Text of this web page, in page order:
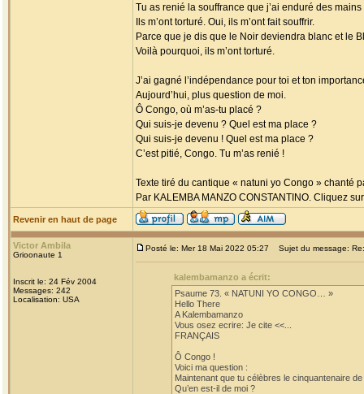
Tu as renié la souffrance que j’ai enduré des
Ils m’ont torturé. Oui, ils m’ont fait souffrir.
Parce que je dis que le Noir deviendra blanc et le
Voilà pourquoi, ils m’ont torturé.
J’ai gagné l’indépendance pour toi et ton
Aujourd’hui, plus question de moi.
Ô Congo, où m’as-tu placé ?
Qui suis-je devenu ? Quel est ma place ?
Qui suis-je devenu ! Quel est ma place ?
C’est pitié, Congo. Tu m’as renié !
Texte tiré du cantique « natuni yo Congo » chanté
Par KALEMBA MANZO CONSTANTINO. Cliquez
Revenir en haut de page
Victor Ambila
Grioonaute 1
Inscrit le: 24 Fév 2004
Messages: 242
Localisation: USA
Posté le: Mer 18 Mai 2022 05:27 Sujet du message:
kalembamanzo a écrit:
Psaume 73. « NATUNI YO CONGO… »
Hello There
A Kalembamanzo
Vous osez ecrire: Je cite <<...
FRANÇAIS
Ô Congo !
Voici ma question :
Maintenant que tu célèbres le cinquantenaire
Qu’en est-il de moi ?